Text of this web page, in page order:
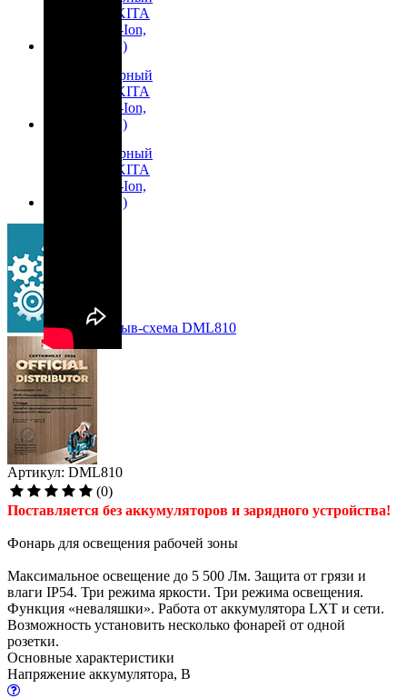
Взрыв-схема DML810
Артикул: DML810
(0)
Поставляется без аккумуляторов и зарядного устройства!
Фонарь для освещения рабочей зоны
Максимальное освещение до 5 500 Лм. Защита от грязи и
влаги IP54. Три режима яркости. Три режима освещения.
Функция «неваляшки». Работа от аккумулятора LXT и сети.
Возможность установить несколько фонарей от одной
розетки.
Основные характеристики
Напряжение аккумулятора, В